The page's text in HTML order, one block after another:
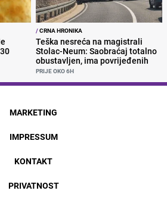
/CRNA HRONIKA
Teška nesreća na magistrali
Stolac-Neum: Saobraćaj totalno
obustavljen, ima povrijeđenih
PRIJE OKO 6H
MARKETING
IMPRESSUM
KONTAKT
PRIVATNOST